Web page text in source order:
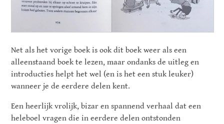
Net als het vorige boek is ook dit boek weer als een
alleenstaand boek te lezen, maar ondanks de uitleg en
introducties helpt het wel (en is het een stuk leuker)
wanneer je de eerdere delen kent.
Een heerlijk vrolijk, bizar en spannend verhaal dat een
heleboel vragen die in eerdere delen ontstonden